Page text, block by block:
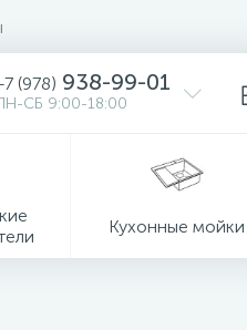
(978) 938-99-01
СБ 9:00-18:00
Кухонные мойки